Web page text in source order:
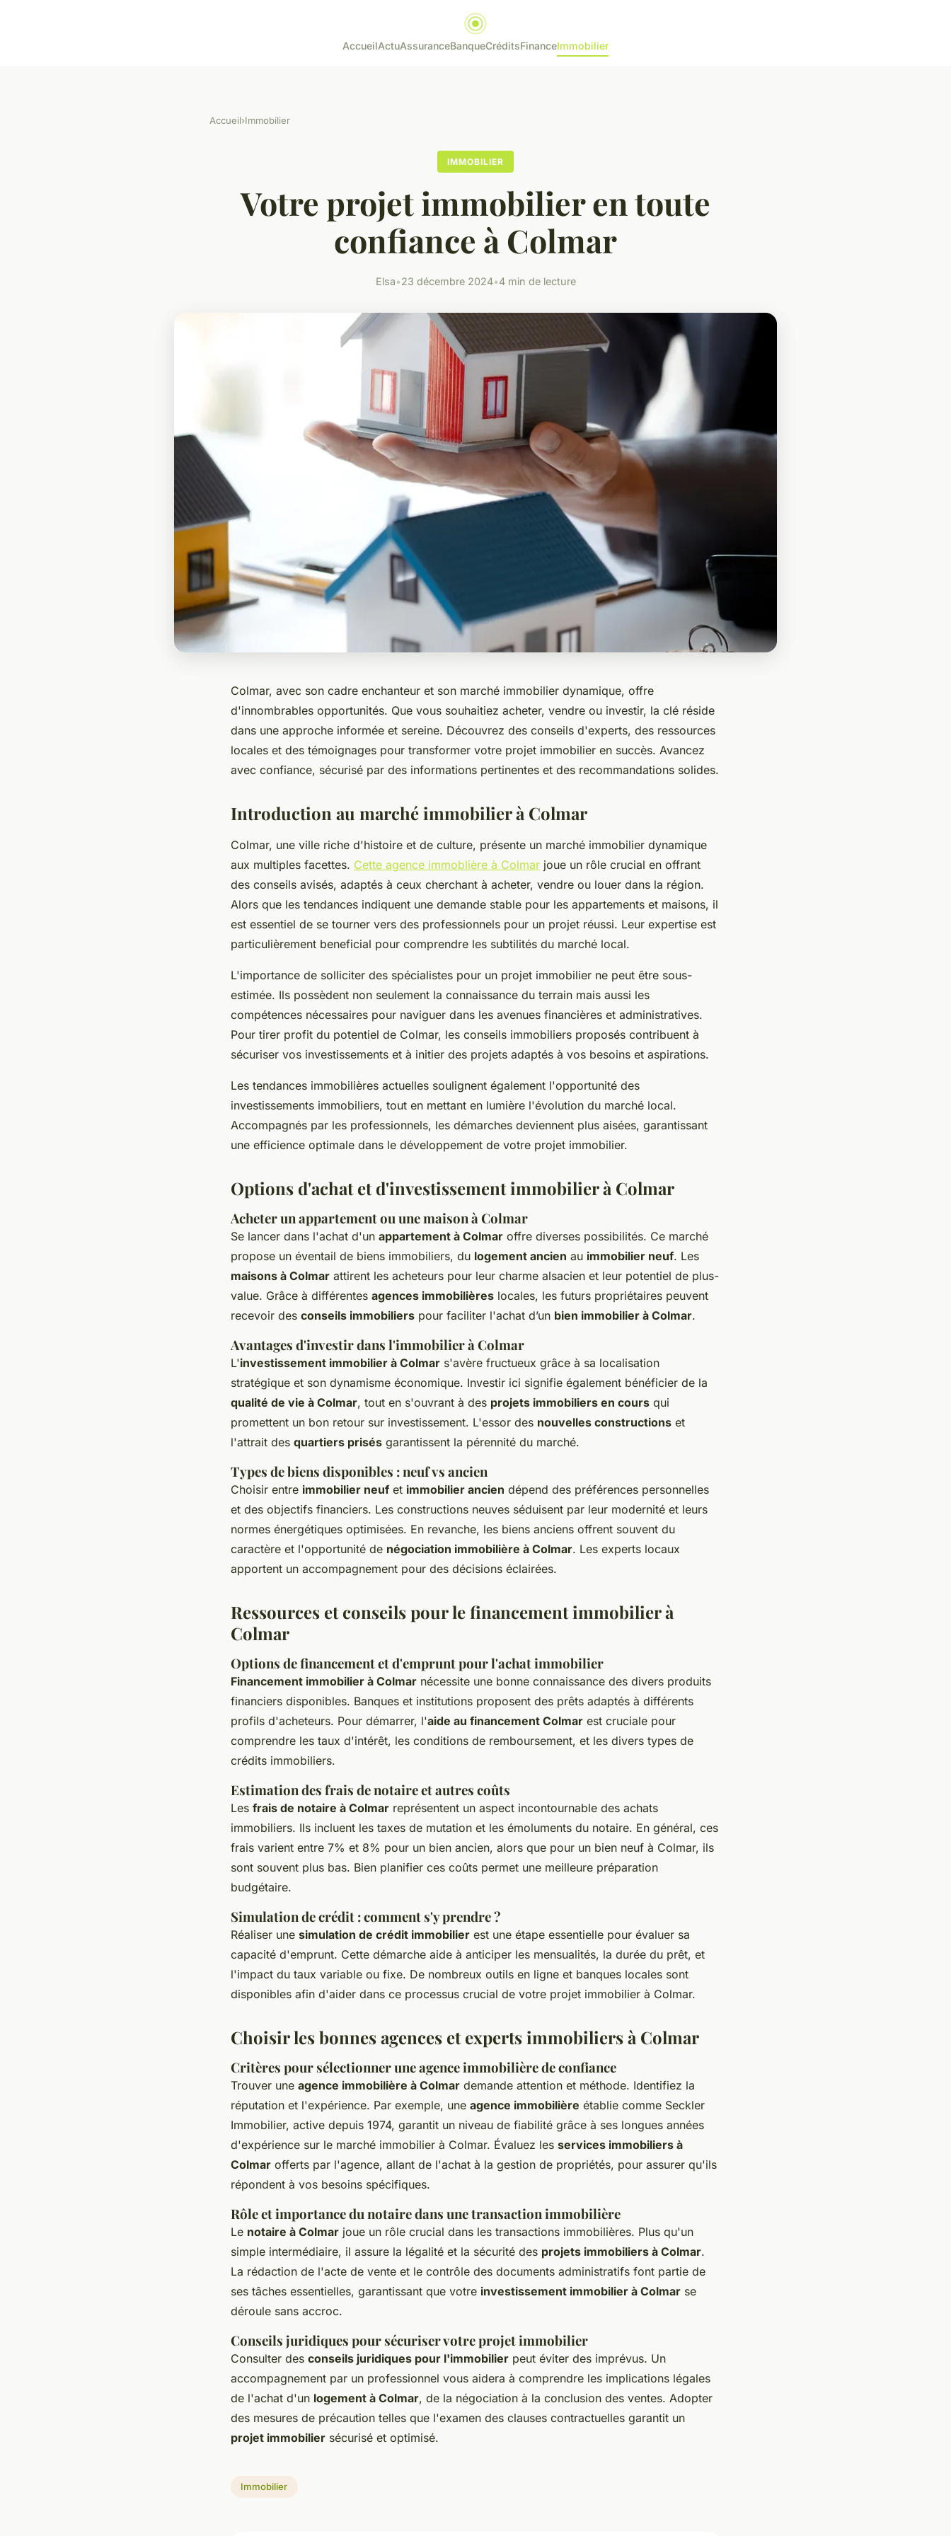
AccueilActuAssuranceBanqueCréditsFinanceImmobilier
Accueil›Immobilier
IMMOBILIER
Votre projet immobilier en toute
confiance à Colmar
Elsa•23 décembre 2024•4 min de lecture
Colmar, avec son cadre enchanteur et son marché immobilier dynamique, offre
d'innombrables opportunités. Que vous souhaitiez acheter, vendre ou investir, la clé réside
dans une approche informée et sereine. Découvrez des conseils d'experts, des ressources
locales et des témoignages pour transformer votre projet immobilier en succès. Avancez
avec confiance, sécurisé par des informations pertinentes et des recommandations solides.
Introduction au marché immobilier à Colmar
Colmar, une ville riche d'histoire et de culture, présente un marché immobilier dynamique
aux multiples facettes. Cette agence immoblière à Colmar joue un rôle crucial en offrant
des conseils avisés, adaptés à ceux cherchant à acheter, vendre ou louer dans la région.
Alors que les tendances indiquent une demande stable pour les appartements et maisons, il
est essentiel de se tourner vers des professionnels pour un projet réussi. Leur expertise est
particulièrement beneficial pour comprendre les subtilités du marché local.
L'importance de solliciter des spécialistes pour un projet immobilier ne peut être sous-
estimée. Ils possèdent non seulement la connaissance du terrain mais aussi les
compétences nécessaires pour naviguer dans les avenues financières et administratives.
Pour tirer profit du potentiel de Colmar, les conseils immobiliers proposés contribuent à
sécuriser vos investissements et à initier des projets adaptés à vos besoins et aspirations.
Les tendances immobilières actuelles soulignent également l'opportunité des
investissements immobiliers, tout en mettant en lumière l'évolution du marché local.
Accompagnés par les professionnels, les démarches deviennent plus aisées, garantissant
une efficience optimale dans le développement de votre projet immobilier.
Options d'achat et d'investissement immobilier à Colmar
Acheter un appartement ou une maison à Colmar
Se lancer dans l'achat d'un appartement à Colmar offre diverses possibilités. Ce marché
propose un éventail de biens immobiliers, du logement ancien au immobilier neuf. Les
maisons à Colmar attirent les acheteurs pour leur charme alsacien et leur potentiel de plus-
value. Grâce à différentes agences immobilières locales, les futurs propriétaires peuvent
recevoir des conseils immobiliers pour faciliter l'achat d’un bien immobilier à Colmar.
Avantages d'investir dans l'immobilier à Colmar
L'investissement immobilier à Colmar s'avère fructueux grâce à sa localisation
stratégique et son dynamisme économique. Investir ici signifie également bénéficier de la
qualité de vie à Colmar, tout en s'ouvrant à des projets immobiliers en cours qui
promettent un bon retour sur investissement. L'essor des nouvelles constructions et
l'attrait des quartiers prisés garantissent la pérennité du marché.
Types de biens disponibles : neuf vs ancien
Choisir entre immobilier neufet immobilier ancien dépend des préférences personnelles
et des objectifs financiers. Les constructions neuves séduisent par leur modernité et leurs
normes énergétiques optimisées. En revanche, les biens anciens offrent souvent du
caractère et l'opportunité de négociation immobilière à Colmar. Les experts locaux
apportent un accompagnement pour des décisions éclairées.
Ressources et conseils pour le financement immobilier à
Colmar
Options de financement et d'emprunt pour l'achat immobilier
Financement immobilier à Colmar nécessite une bonne connaissance des divers produits
financiers disponibles. Banques et institutions proposent des prêts adaptés à différents
profils d'acheteurs. Pour démarrer, l'aide au financement Colmar est cruciale pour
comprendre les taux d'intérêt, les conditions de remboursement, et les divers types de
crédits immobiliers.
Estimation des frais de notaire et autres coûts
Les frais de notaire à Colmar représentent un aspect incontournable des achats
immobiliers. Ils incluent les taxes de mutation et les émoluments du notaire. En général, ces
frais varient entre 7% et 8% pour un bien ancien, alors que pour un bien neuf à Colmar, ils
sont souvent plus bas. Bien planifier ces coûts permet une meilleure préparation
budgétaire.
Simulation de crédit : comment s'y prendre ?
Réaliser une simulation de crédit immobilier est une étape essentielle pour évaluer sa
capacité d'emprunt. Cette démarche aide à anticiper les mensualités, la durée du prêt, et
l'impact du taux variable ou fixe. De nombreux outils en ligne et banques locales sont
disponibles afin d'aider dans ce processus crucial de votre projet immobilier à Colmar.
Choisir les bonnes agences et experts immobiliers à Colmar
Critères pour sélectionner une agence immobilière de confiance
Trouver une agence immobilière à Colmar demande attention et méthode. Identifiez la
réputation et l'expérience. Par exemple, une agence immobilière établie comme Seckler
Immobilier, active depuis 1974, garantit un niveau de fiabilité grâce à ses longues années
d'expérience sur le marché immobilier à Colmar. Évaluez les services immobiliers à
Colmar offerts par l'agence, allant de l'achat à la gestion de propriétés, pour assurer qu'ils
répondent à vos besoins spécifiques.
Rôle et importance du notaire dans une transaction immobilière
Le notaire à Colmar joue un rôle crucial dans les transactions immobilières. Plus qu'un
simple intermédiaire, il assure la légalité et la sécurité des projets immobiliers à Colmar.
La rédaction de l'acte de vente et le contrôle des documents administratifs font partie de
ses tâches essentielles, garantissant que votre investissement immobilier à Colmar se
déroule sans accroc.
Conseils juridiques pour sécuriser votre projet immobilier
Consulter des conseils juridiques pour l'immobilier peut éviter des imprévus. Un
accompagnement par un professionnel vous aidera à comprendre les implications légales
de l'achat d'un logement à Colmar, de la négociation à la conclusion des ventes. Adopter
des mesures de précaution telles que l'examen des clauses contractuelles garantit un
projet immobilier sécurisé et optimisé.
Immobilier